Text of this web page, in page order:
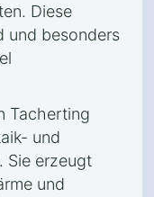
Diese
und besonders
Tacherting
und
Sie erzeugt
und